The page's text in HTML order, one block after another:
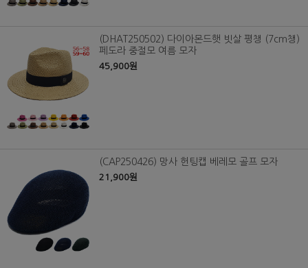
(DHAT250502) 다이아몬드햇 빗살 평챙 (7cm챙)
페도라 중절모 여름 모자
45,900원
(CAP250426) 망사 헌팅캡 베레모 골프 모자
21,900원